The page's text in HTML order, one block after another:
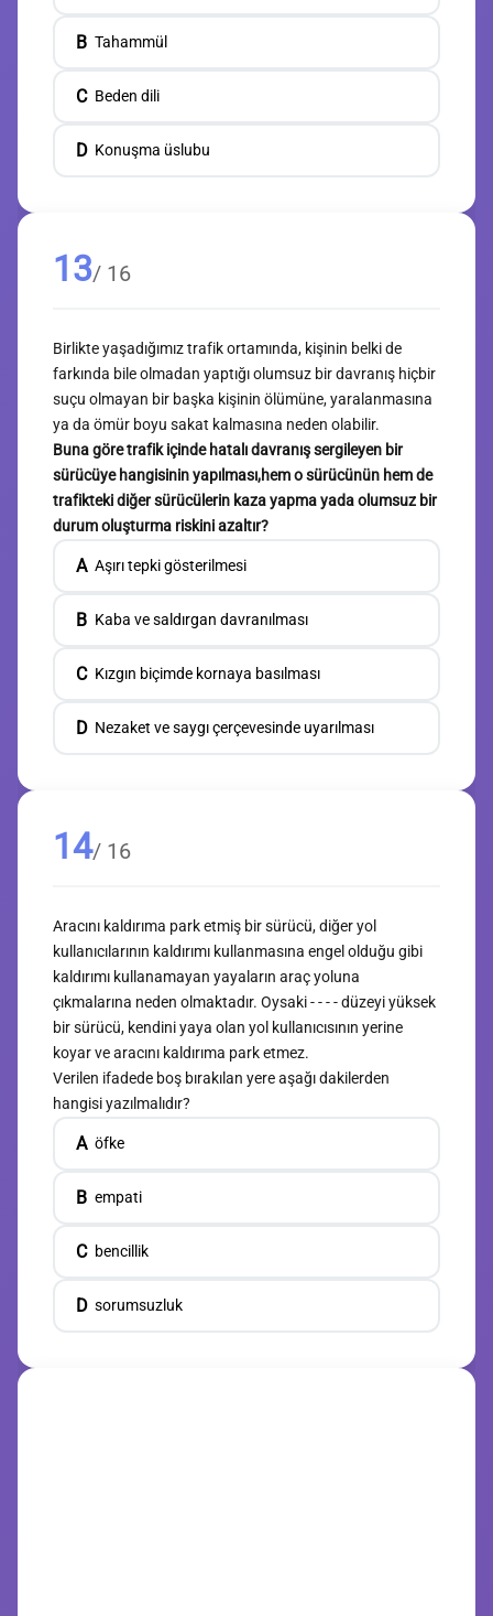
B Tahammül
C Beden dili
D Konuşma üslubu
13/ 16
Birlikte yaşadığımız trafik ortamında, kişinin belki de
farkında bile olmadan yaptığı olumsuz bir davranış hiçbir
suçu olmayan bir başka kişinin ölümüne, yaralanmasına
ya da ömür boyu sakat kalmasına neden olabilir.
Buna göre trafik içinde hatalı davranış sergileyen bir
sürücüye hangisinin yapılması,hem o sürücünün hem de
trafikteki diğer sürücülerin kaza yapma yada olumsuz bir
durum oluşturma riskini azaltır?
A Aşırı tepki gösterilmesi
B Kaba ve saldırgan davranılması
C Kızgın biçimde kornaya basılması
D Nezaket ve saygı çerçevesinde uyarılması
14/ 16
Aracını kaldırıma park etmiş bir sürücü, diğer yol
kullanıcılarının kaldırımı kullanmasına engel olduğu gibi
kaldırımı kullanamayan yayaların araç yoluna
çıkmalarına neden olmaktadır. Oysaki - - - - düzeyi yüksek
bir sürücü, kendini yaya olan yol kullanıcısının yerine
koyar ve aracını kaldırıma park etmez.
Verilen ifadede boş bırakılan yere aşağı dakilerden
hangisi yazılmalıdır?
A öfke
B empati
C bencillik
D sorumsuzluk